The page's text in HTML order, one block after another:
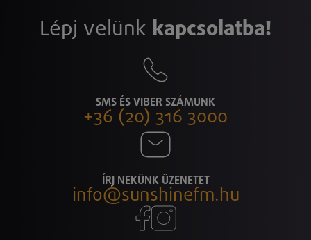
Lépj velünk kapcsolatba!
SMS ÉS VIBER SZÁMUNK
+36 (20) 316 3000
ÍRJ NEKÜNK ÜZENETET
info@sunshinefm.hu